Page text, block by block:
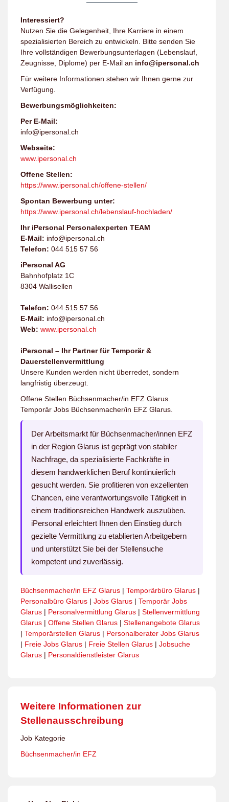
Interessiert?
Nutzen Sie die Gelegenheit, Ihre Karriere in einem
spezialisierten Bereich zu entwickeln. Bitte senden Sie
Ihre vollständigen Bewerbungsunterlagen (Lebenslauf,
Zeugnisse, Diplome) per E-Mail an info@ipersonal.ch
Für weitere Informationen stehen wir Ihnen gerne zur
Verfügung.
Bewerbungsmöglichkeiten:
Per E-Mail:
info@ipersonal.ch
Webseite:
www.ipersonal.ch
Offene Stellen:
https://www.ipersonal.ch/offene-stellen/
Spontan Bewerbung unter:
https://www.ipersonal.ch/lebenslauf-hochladen/
Ihr iPersonal Personalexperten TEAM
E-Mail: info@ipersonal.ch
Telefon: 044 515 57 56
iPersonal AG
Bahnhofplatz 1C
8304 Wallisellen
Telefon: 044 515 57 56
E-Mail: info@ipersonal.ch
Web: www.ipersonal.ch
iPersonal – Ihr Partner für Temporär &
Dauerstellenvermittlung
Unsere Kunden werden nicht überredet, sondern
langfristig überzeugt.
Offene Stellen Büchsenmacher/in EFZ Glarus.
Temporär Jobs Büchsenmacher/in EFZ Glarus.
Der Arbeitsmarkt für Büchsenmacher/innen EFZ
in der Region Glarus ist geprägt von stabiler
Nachfrage, da spezialisierte Fachkräfte in
diesem handwerklichen Beruf kontinuierlich
gesucht werden. Sie profitieren von exzellenten
Chancen, eine verantwortungsvolle Tätigkeit in
einem traditionsreichen Handwerk auszuüben.
iPersonal erleichtert Ihnen den Einstieg durch
gezielte Vermittlung zu etablierten Arbeitgebern
und unterstützt Sie bei der Stellensuche
kompetent und zuverlässig.
Büchsenmacher/in EFZ Glarus | Temporärbüro Glarus |
Personalbüro Glarus | Jobs Glarus | Temporär Jobs
Glarus | Personalvermittlung Glarus | Stellenvermittlung
Glarus | Offene Stellen Glarus | Stellenangebote Glarus
| Temporärstellen Glarus | Personalberater Jobs Glarus
| Freie Jobs Glarus | Freie Stellen Glarus | Jobsuche
Glarus | Personaldienstleister Glarus
Weitere Informationen zur
Stellenausschreibung
Job Kategorie
Büchsenmacher/in EFZ